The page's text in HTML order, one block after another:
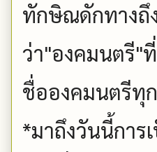
ทักษิณดักทางถึ
ว่า"องคมนตรี"
ชื่อองคมนตรีทุ
*มาถึงวันนี้กา